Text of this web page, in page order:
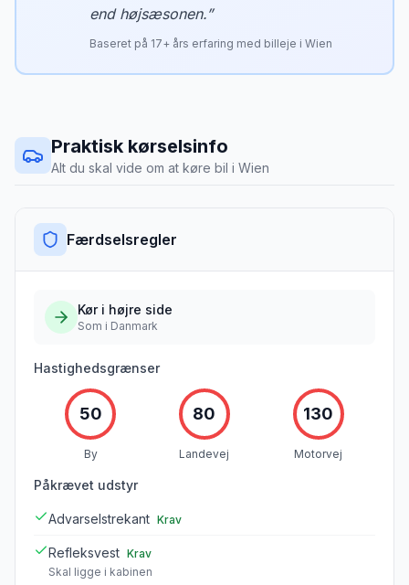
end højsæsonen.”
Baseret på 17+ års erfaring med billeje i Wien
Praktisk kørselsinfo
Alt du skal vide om at køre bil i Wien
Færdselsregler
Kør i højre side
Som i Danmark
Hastighedsgrænser
50
By
80
Landevej
130
Motorvej
Påkrævet udstyr
Advarselstrekant Krav
Refleksvest Krav
Skal ligge i kabinen